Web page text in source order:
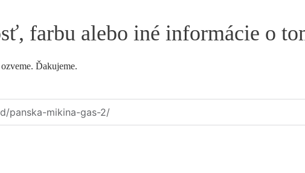
farbu alebo iné informácie o
Ďakujeme.